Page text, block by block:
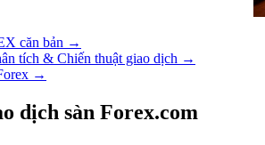
căn bản →
tích & Chiến thuật giao dịch →
→
dịch sàn Forex.com